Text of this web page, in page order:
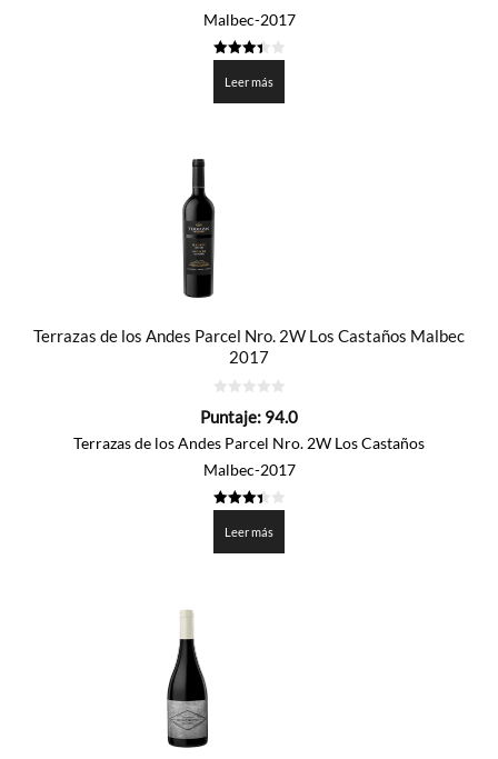
Malbec-2017
de 5
Leer más
Terrazas de los Andes Parcel Nro. 2W Los Castaños Malbec
2017
de
Puntaje: 94.0
Terrazas de los Andes Parcel Nro. 2W Los Castaños
Malbec-2017
de 5
Leer más